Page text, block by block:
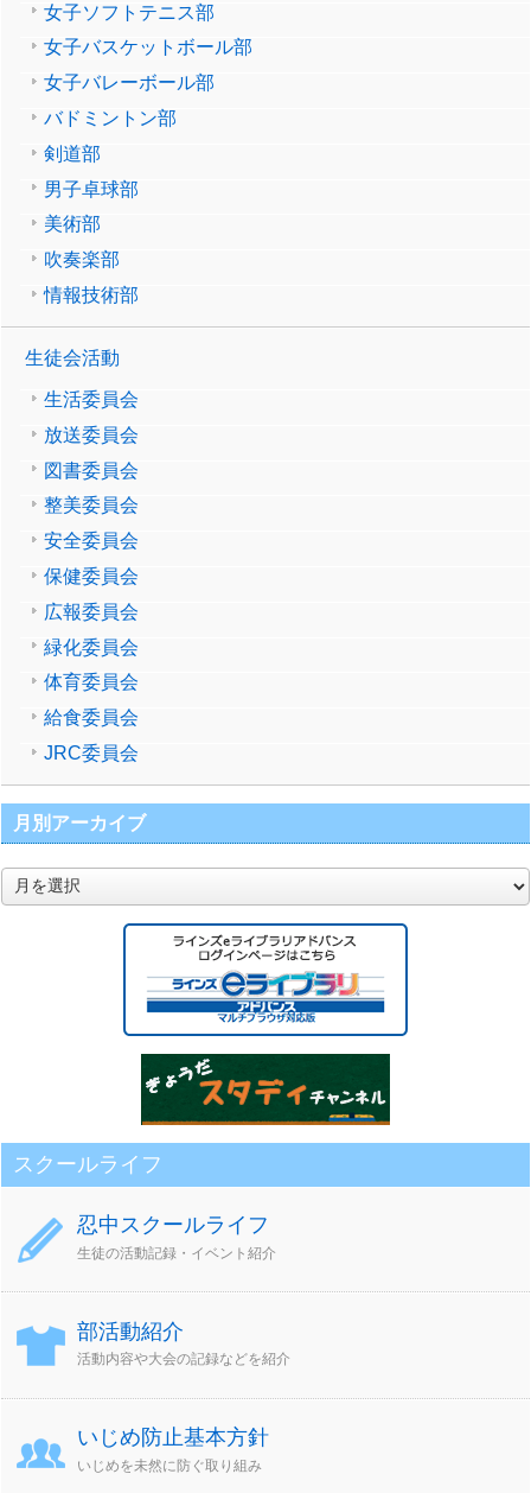
女子ソフトテニス部
女子バスケットボール部
女子バレーボール部
バドミントン部
剣道部
男子卓球部
美術部
吹奏楽部
情報技術部
生徒会活動
生活委員会
放送委員会
図書委員会
整美委員会
安全委員会
保健委員会
広報委員会
緑化委員会
体育委員会
給食委員会
JRC委員会
月別アーカイブ
月
別
スクールライフ
忍中スクールライフ
生徒の活動記録・イベント紹介
部活動紹介
活動内容や大会の記録などを紹介
いじめ防止基本方針
いじめを未然に防ぐ取り組み